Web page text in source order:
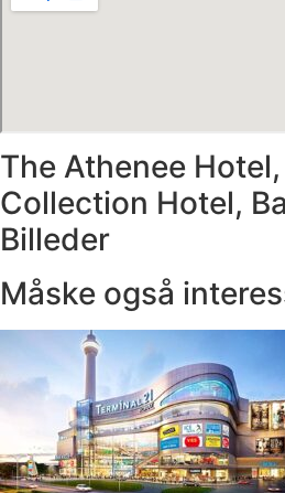
The Athenee
Collection Hotel,
Billeder
Måske også